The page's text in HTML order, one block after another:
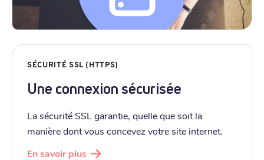
SÉCURITÉ SSL (HTTPS)
Une connexion sécurisée
La sécurité SSL garantie, quelle que soit la
manière dont vous concevez votre site internet.
En savoir plus